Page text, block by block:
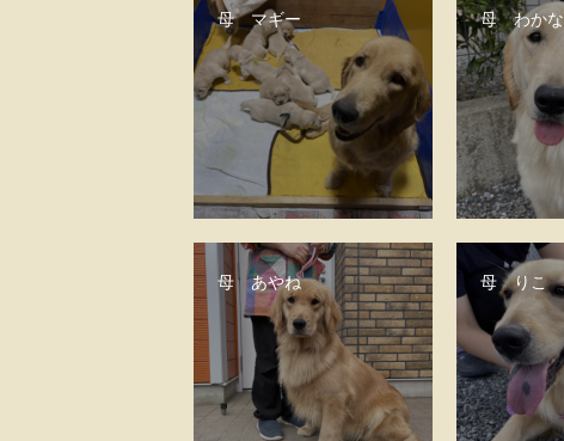
母 マギー 母 わかな
母 あやね 母 りこ